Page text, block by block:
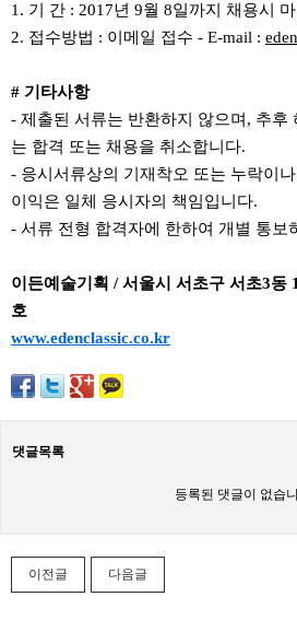
1. 기 간 : 2017년 9월 8일까지 채용시
2. 접수방법 : 이메일 접수 - E-mail :
# 기타사항
- 제출된 서류는 반환하지 않으며, 추후
는 합격 또는 채용을 취소합니다.
- 응시서류상의 기재착오 또는 누락이
이익은 일체 응시자의 책임입니다.
- 서류 전형 합격자에 한하여 개별 통보
이든예술기획 / 서울시 서초구 서초3동
호
www.edenclassic.co.kr
댓글목록
등록된 댓글이 없습
이전글 다음글